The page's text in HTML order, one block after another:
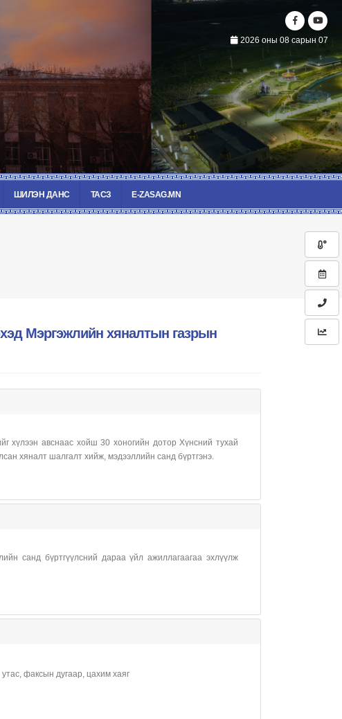
2026 оны 08 сарын 07
ШИЛЭН ДАНС ТАСЗ E-ZASAG.MN
Мэргэжлийн хяналтын газрын
хүлээн авснаас хойш 30 хоногийн дотор Хүнсний тухай
хяналт шалгалт хийж, мэдээллийн санд бүртгэнэ.
санд бүртгүүлсний дараа үйл ажиллагаагаа эхлүүлж
факсын дугаар, цахим хаяг